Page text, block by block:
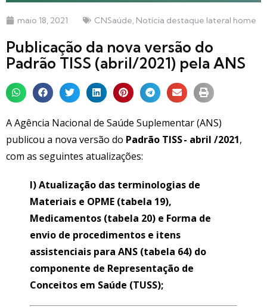
maio 18, 2021 CNSaúde, Notícia destaque lateral home
Publicação da nova versão do
Padrão TISS (abril/2021) pela ANS
A Agência Nacional de Saúde Suplementar (ANS)
publicou a nova versão do Padrão TISS - abril /2021,
com as seguintes atualizações:
I) Atualização das terminologias de
Materiais e OPME (tabela 19),
Medicamentos (tabela 20) e Forma de
envio de procedimentos e itens
assistenciais para ANS (tabela 64) do
componente de Representação de
Conceitos em Saúde (TUSS);